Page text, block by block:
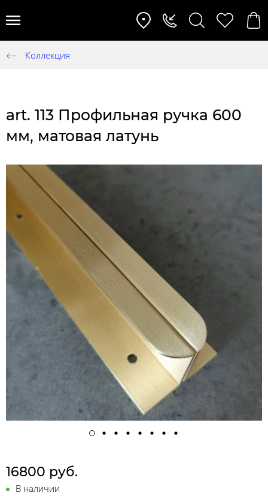
Коллекция
art. 113 Профильная ручка 600
мм, матовая латунь
16800 руб.
В наличии